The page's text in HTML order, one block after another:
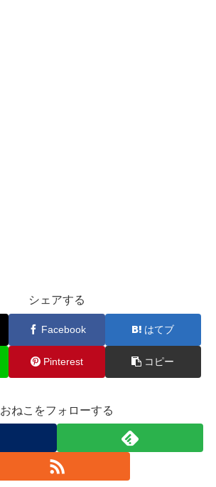
シェアする
Facebook はてブ
Pinterest コピー
おねこをフォローする